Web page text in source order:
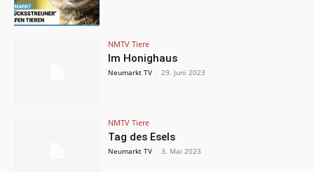
NMTV Tiere
Im Honighaus
Neumarkt TV - 29. Juni 2023
NMTV Tiere
Tag des Esels
Neumarkt TV - 3. Mai 2023